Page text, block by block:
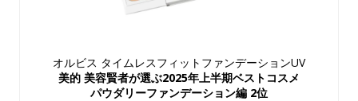
オルビス タイムレスフィットファンデーションUV
美的 美容賢者が選ぶ2025年上半期ベストコスメ
パウダリーファンデーション編 2位